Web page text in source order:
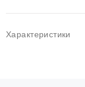
Характеристики